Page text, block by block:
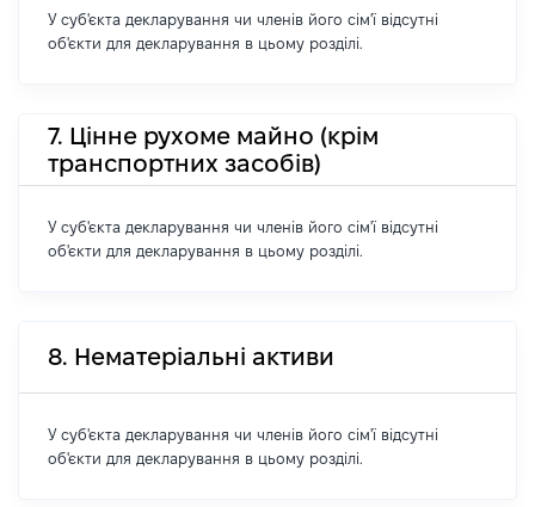
У суб'єкта декларування чи членів його сім'ї відсутні
об'єкти для декларування в цьому розділі.
7. Цінне рухоме майно (крім
транспортних засобів)
У суб'єкта декларування чи членів його сім'ї відсутні
об'єкти для декларування в цьому розділі.
8. Нематеріальні активи
У суб'єкта декларування чи членів його сім'ї відсутні
об'єкти для декларування в цьому розділі.